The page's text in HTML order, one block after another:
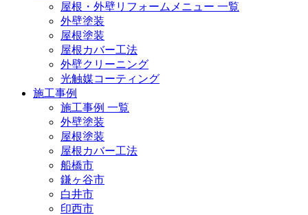
屋根・外壁リフォームメニュー 一覧
外壁塗装
屋根塗装
屋根カバー工法
外壁クリーニング
光触媒コーティング
施工事例
施工事例 一覧
外壁塗装
屋根塗装
屋根カバー工法
船橋市
鎌ヶ谷市
白井市
印西市